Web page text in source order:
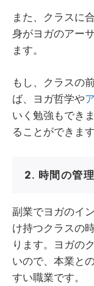
また、クラスに
身がヨガのアー
ます。
もし、クラスの
ば、ヨガ哲学や
いく勉強もでき
ることができます
2. 時間の管
副業でヨガのイ
け持つクラスの
ります。ヨガの
いので、本業と
すい職業です。